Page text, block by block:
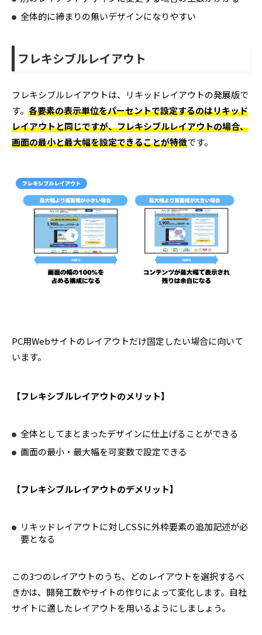
全体的に締まりの無いデザインになりやすい
フレキシブルレイアウト
フレキシブルレイアウトは、リキッドレイアウトの発展版で
す。 各要素の表示単位をパーセントで設定するのはリキッド
レイアウトと同じですが、フレキシブルレイアウトの場合、
画面の最小と最大幅を設定できることが特徴です。
PC用Webサイトのレイアウトだけ固定したい場合に向いて
います。
【フレキシブルレイアウトのメリット】
全体としてまとまったデザインに仕上げることができる
画面の最小・最大幅を可変数で設定できる
【フレキシブルレイアウトのデメリット】
リキッドレイアウトに対しCSSに外枠要素の追加記述が必
要となる
この3つのレイアウトのうち、どのレイアウトを選択するべ
きかは、開発工数やサイトの作りによって変化します。自社
サイトに適したレイアウトを用いるようにしましょう。